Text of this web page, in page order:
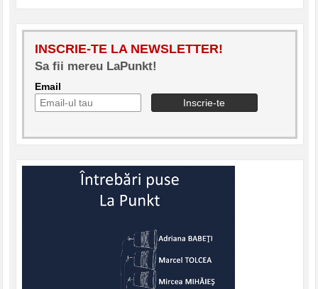
INSCRIE-TE LA NEWSLETTER!
Sa fii mereu LaPunkt!
Email